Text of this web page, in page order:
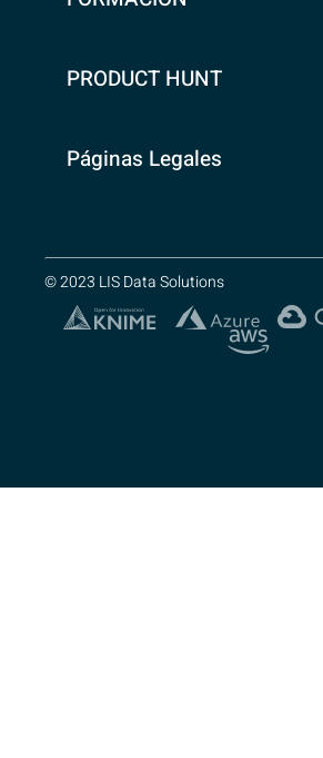
PRODUCT HUNT
Páginas Legales
© 2023 LIS Data Solutions